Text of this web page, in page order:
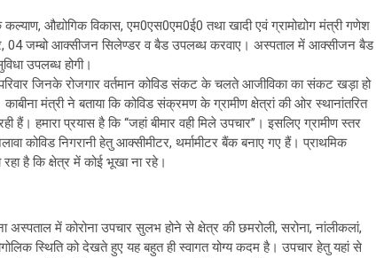
औद्योगिक विकास, एम0एस0एम0ई0 तथा खादी एवं ग्रामोद्योग मंत्री गणेश
04 जम्बो आक्सीजन सिलेण्डर व बैड उपलब्ध करवाए। अस्पताल में आक्सीजन बैड
उपलब्ध होगी।
जिनके रोजगार वर्तमान कोविड संकट के चलते आजीविका का संकट खड़ा हो
मंत्री ने बताया कि कोविड संक्रमण के ग्रामीण क्षेत्रां की ओर स्थानांतरित
हैं। हमारा प्रयास है कि ‘‘जहां बीमार वही मिले उपचार’’। इसलिए ग्रामीण स्तर
कोविड निगरानी हेतु आक्सीमीटर, थर्मामीटर बैंक बनाए गए हैं। प्राथमिक
है कि क्षेत्र में कोई भूखा ना रहे।
में कोरोना उपचार सुलभ होने से क्षेत्र की छमरोली, सरोना, नांलीकलां,
स्थिति को देखते हुए यह बहुत ही स्वागत योग्य कदम है। उपचार हेतु यहां से